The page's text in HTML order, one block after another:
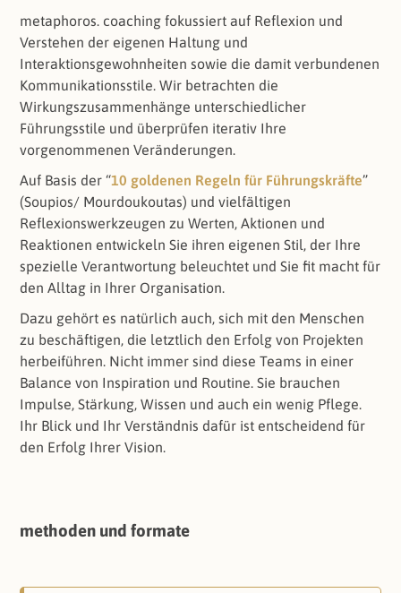
metaphoros. coaching fokussiert auf Reflexion und
Verstehen der eigenen Haltung und
Interaktionsgewohnheiten sowie die damit verbundenen
Kommunikationsstile. Wir betrachten die
Wirkungszusammenhänge unterschiedlicher
Führungsstile und überprüfen iterativ Ihre
vorgenommenen Veränderungen.
Auf Basis der “10 goldenen Regeln für Führungskräfte”
(Soupios/ Mourdoukoutas) und vielfältigen
Reflexionswerkzeugen zu Werten, Aktionen und
Reaktionen entwickeln Sie ihren eigenen Stil, der Ihre
spezielle Verantwortung beleuchtet und Sie fit macht für
den Alltag in Ihrer Organisation.
Dazu gehört es natürlich auch, sich mit den Menschen
zu beschäftigen, die letztlich den Erfolg von Projekten
herbeiführen. Nicht immer sind diese Teams in einer
Balance von Inspiration und Routine. Sie brauchen
Impulse, Stärkung, Wissen und auch ein wenig Pflege.
Ihr Blick und Ihr Verständnis dafür ist entscheidend für
den Erfolg Ihrer Vision.
methoden und formate